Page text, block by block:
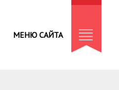
МЕНЮ САЙТА